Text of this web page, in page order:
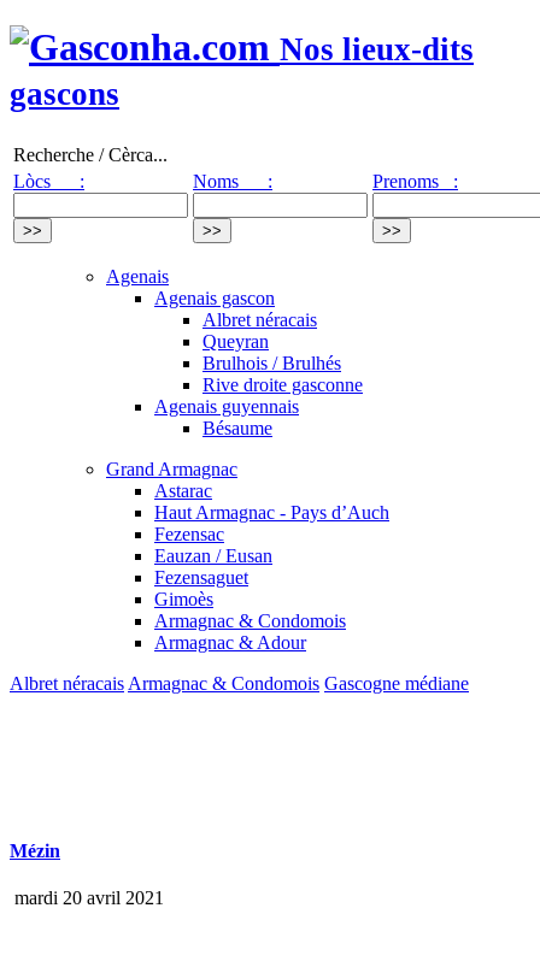
Nos lieux-dits
gascons
Recherche / Cèrca...
Lòcs :
Noms : Prenoms :
Agenais
Agenais gascon
Albret néracais
Queyran
Brulhois / Brulhés
Rive droite gasconne
Agenais guyennais
Bésaume
Grand Armagnac
Astarac
Haut Armagnac - Pays d’Auch
Fezensac
Eauzan / Eusan
Fezensaguet
Gimoès
Armagnac & Condomois
Armagnac & Adour
Albret néracais Armagnac & Condomois Gascogne médiane
Mézin
mardi 20 avril 2021